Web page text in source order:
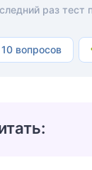
раз тест
10 вопросов